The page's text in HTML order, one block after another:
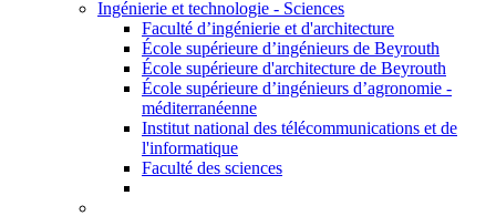
Ingénierie et technologie - Sciences
Faculté d’ingénierie et d'architecture
École supérieure d’ingénieurs de Beyrouth
École supérieure d'architecture de Beyrouth
École supérieure d’ingénieurs d’agronomie -
méditerranéenne
Institut national des télécommunications et de
l'informatique
Faculté des sciences